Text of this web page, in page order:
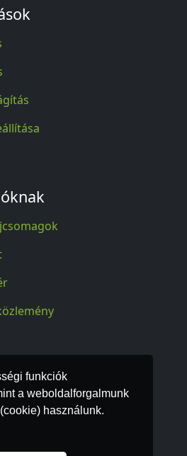
funkciók
a weboldalforgalmunk
használunk.